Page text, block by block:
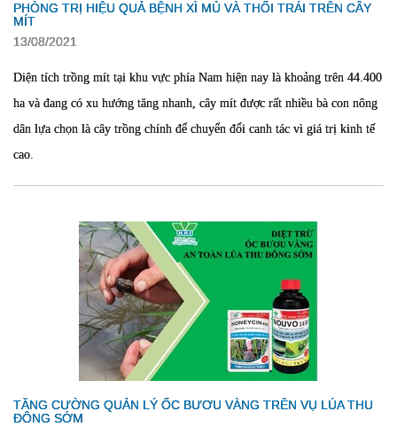
PHÒNG TRỊ HIỆU QUẢ BỆNH XÌ MỦ VÀ THỐI TRÁI TRÊN CÂY
MÍT
13/08/2021
Diện tích trồng mít tại khu vực phía Nam hiện nay là khoảng trên 44.400
ha và đang có xu hướng tăng nhanh, cây mít được rất nhiều bà con nông
dân lựa chọn là cây trồng chính để chuyển đổi canh tác vì giá trị kinh tế
cao.
TĂNG CƯỜNG QUẢN LÝ ỐC BƯƠU VÀNG TRÊN VỤ LÚA THU
ĐÔNG SỚM